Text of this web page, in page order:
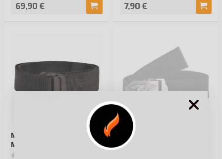
69,90 € 7,90 €
Mil-Tec US BDU Vyö
Musta
Mil-Tec US Navy Seal
Kangasvyö 36mm Musta